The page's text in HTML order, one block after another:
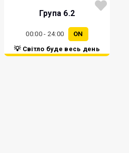
Група 6.2
00:00 - 24:00
ON
💡 Світло буде весь день